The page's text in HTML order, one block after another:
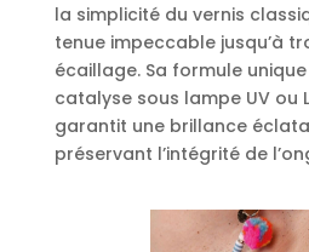
la simplicité du vernis
tenue impeccable jusqu’à
écaillage. Sa formule
catalyse sous lampe UV ou
garantit une brillance
préservant l’intégrité de